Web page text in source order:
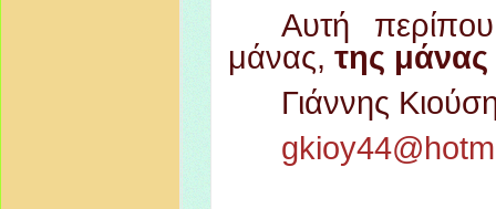
Αυτή
μάνας, της
Γιάννης